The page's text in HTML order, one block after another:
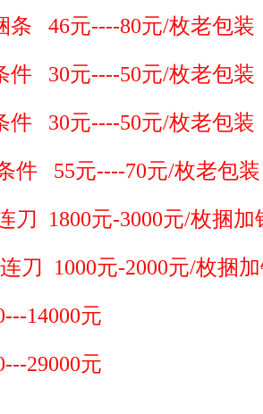
46元----80元/枚老包装
30元----50元/枚老包装
30元----50元/枚老包装
55元----70元/枚老包装
1800元-3000元/枚捆加
刀 1000元-2000元/枚捆
14000元
29000元